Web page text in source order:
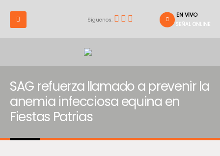
Síguenos:
EN VIVO
SEÑAL ONLINE
SAG refuerza llamado a prevenir la
anemia infecciosa equina en
Fiestas Patrias